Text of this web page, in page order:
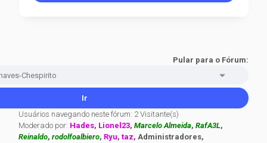
Pular para o Fórum:
Usuários navegando neste fórum: 2 Visitante(s)
Moderado por: Hades, Lionel23,Marcelo Almeida,RafA3L,
Reinaldo,rodolfoalbiero, Ryu,taz, Administradores,